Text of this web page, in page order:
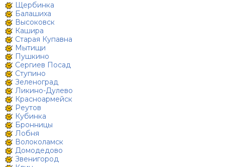
Щербинка
Балашиха
Высоковск
Кашира
Старая Купавна
Мытищи
Пушкино
Сергиев Посад
Ступино
Зеленоград
Ликино-Дулево
Красноармейск
Реутов
Кубинка
Бронницы
Лобня
Волоколамск
Домодедово
Звенигород